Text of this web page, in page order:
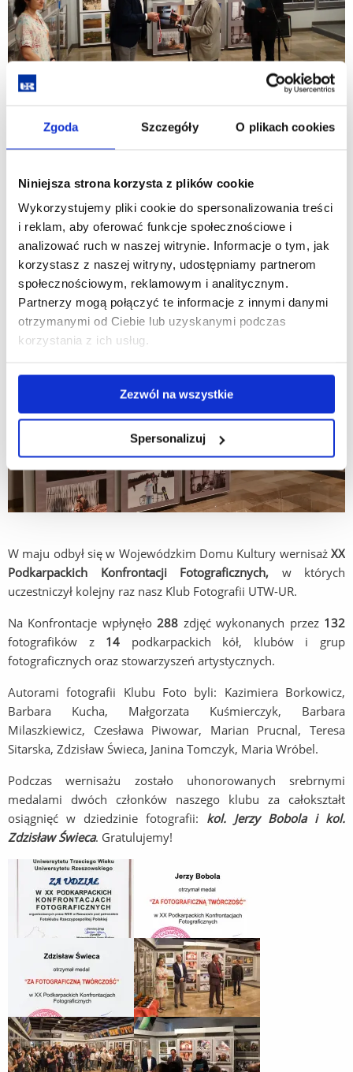
Zgoda Szczegóły O plikach cookies
Niniejsza strona korzysta z plików cookie
Wykorzystujemy pliki cookie do spersonalizowania treści
i reklam, aby oferować funkcje społecznościowe i
analizować ruch w naszej witrynie. Informacje o tym, jak
korzystasz z naszej witryny, udostępniamy partnerom
społecznościowym, reklamowym i analitycznym.
Partnerzy mogą połączyć te informacje z innymi danymi
otrzymanymi od Ciebie lub uzyskanymi podczas
korzystania z ich usług.
Zezwól na wszystkie
Spersonalizuj
W maju odbył się w Wojewódzkim Domu Kultury wernisażXX
Podkarpackich Konfrontacji Fotograficznych, w których
uczestniczył kolejny raz nasz Klub Fotografii UTW-UR.
Na Konfrontacje wpłynęło288 zdjęć wykonanych przez 132
fotografików z 14 podkarpackich kół, klubów i grup
fotograficznych oraz stowarzyszeń artystycznych.
Autorami fotografii Klubu Foto byli: Kazimiera Borkowicz,
Barbara Kucha, Małgorzata Kuśmierczyk, Barbara
Milaszkiewicz, Czesława Piwowar, Marian Prucnal, Teresa
Sitarska, Zdzisław Świeca, Janina Tomczyk, Maria Wróbel.
Podczas wernisażu zostało uhonorowanych srebrnymi
medalami dwóch członków naszego klubu za całokształt
osiągnięć w dziedzinie fotografii: kol. Jerzy Bobola i kol.
Zdzisław Świeca. Gratulujemy!